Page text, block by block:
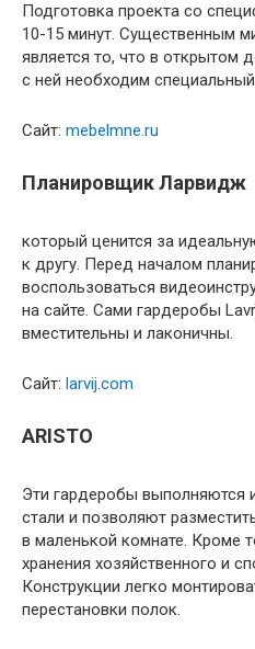
Подготовка проекта со
10-15 минут. Существенным
является то, что в открытом
с ней необходим
Сайт: mebelmne.ru
Планировщик Ларвидж
который ценится за
к другу. Перед началом
воспользоваться
на сайте. Сами гардеробы
вместительны и лаконичны.
Сайт: larvij.com
ARISTO
Эти гардеробы выполняются
стали и позволяют
в маленькой комнате. Кроме
хранения хозяйственного и
Конструкции легко
перестановки полок.